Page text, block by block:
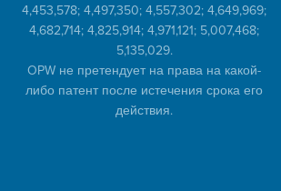
4,453,578; 4,497,350; 4,557,302; 4,649,969;
4,682,714; 4,825,914; 4,971,121; 5,007,468;
5,135,029.
OPW не претендует на права на какой-
либо патент после истечения срока его
действия.